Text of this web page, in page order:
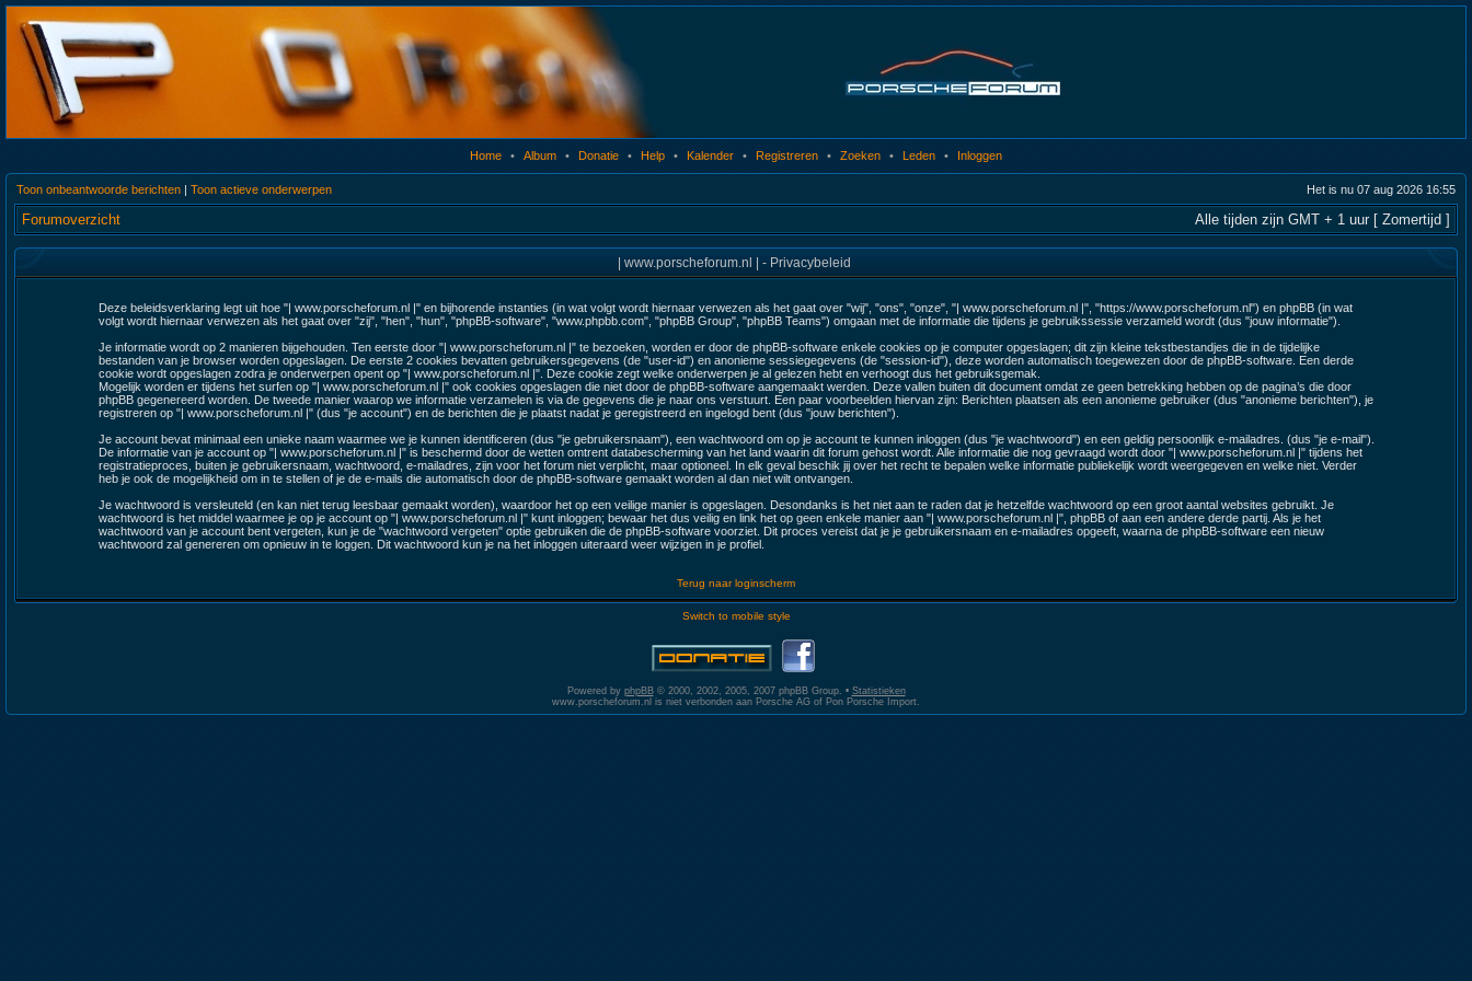
Home • Album • Donatie • Help • Kalender • Registreren • Zoeken • Leden • Inloggen
Toon onbeantwoorde berichten | Toon actieve onderwerpen Het is nu 07 aug 2026 16:55
Forumoverzicht Alle tijden zijn GMT + 1 uur [ Zomertijd ]
| www.porscheforum.nl | - Privacybeleid
Deze beleidsverklaring legt uit hoe "| www.porscheforum.nl |" en bijhorende instanties (in wat volgt wordt hiernaar verwezen als het gaat over "wij", "ons", "onze", "| www.porscheforum.nl |", "https://www.porscheforum.nl") en phpBB (in wat
volgt wordt hiernaar verwezen als het gaat over "zij", "hen", "hun", "phpBB-software", "www.phpbb.com", "phpBB Group", "phpBB Teams") omgaan met de informatie die tijdens je gebruikssessie verzameld wordt (dus "jouw informatie").
Je informatie wordt op 2 manieren bijgehouden. Ten eerste door "| www.porscheforum.nl |" te bezoeken, worden er door de phpBB-software enkele cookies op je computer opgeslagen; dit zijn kleine tekstbestandjes die in de tijdelijke
bestanden van je browser worden opgeslagen. De eerste 2 cookies bevatten gebruikersgegevens (de "user-id") en anonieme sessiegegevens (de "session-id"), deze worden automatisch toegewezen door de phpBB-software. Een derde
cookie wordt opgeslagen zodra je onderwerpen opent op "| www.porscheforum.nl |". Deze cookie zegt welke onderwerpen je al gelezen hebt en verhoogt dus het gebruiksgemak.
Mogelijk worden er tijdens het surfen op "| www.porscheforum.nl |" ook cookies opgeslagen die niet door de phpBB-software aangemaakt werden. Deze vallen buiten dit document omdat ze geen betrekking hebben op de pagina’s die door
phpBB gegenereerd worden. De tweede manier waarop we informatie verzamelen is via de gegevens die je naar ons verstuurt. Een paar voorbeelden hiervan zijn: Berichten plaatsen als een anonieme gebruiker (dus "anonieme berichten"), je
registreren op "| www.porscheforum.nl |" (dus "je account") en de berichten die je plaatst nadat je geregistreerd en ingelogd bent (dus "jouw berichten").
Je account bevat minimaal een unieke naam waarmee we je kunnen identificeren (dus "je gebruikersnaam"), een wachtwoord om op je account te kunnen inloggen (dus "je wachtwoord") en een geldig persoonlijk e-mailadres. (dus "je e-mail").
De informatie van je account op "| www.porscheforum.nl |" is beschermd door de wetten omtrent databescherming van het land waarin dit forum gehost wordt. Alle informatie die nog gevraagd wordt door "| www.porscheforum.nl |" tijdens het
registratieproces, buiten je gebruikersnaam, wachtwoord, e-mailadres, zijn voor het forum niet verplicht, maar optioneel. In elk geval beschik jij over het recht te bepalen welke informatie publiekelijk wordt weergegeven en welke niet. Verder
heb je ook de mogelijkheid om in te stellen of je de e-mails die automatisch door de phpBB-software gemaakt worden al dan niet wilt ontvangen.
Je wachtwoord is versleuteld (en kan niet terug leesbaar gemaakt worden), waardoor het op een veilige manier is opgeslagen. Desondanks is het niet aan te raden dat je hetzelfde wachtwoord op een groot aantal websites gebruikt. Je
wachtwoord is het middel waarmee je op je account op "| www.porscheforum.nl |" kunt inloggen; bewaar het dus veilig en link het op geen enkele manier aan "| www.porscheforum.nl |", phpBB of aan een andere derde partij. Als je het
wachtwoord van je account bent vergeten, kun je de "wachtwoord vergeten" optie gebruiken die de phpBB-software voorziet. Dit proces vereist dat je je gebruikersnaam en e-mailadres opgeeft, waarna de phpBB-software een nieuw
wachtwoord zal genereren om opnieuw in te loggen. Dit wachtwoord kun je na het inloggen uiteraard weer wijzigen in je profiel.
Terug naar loginscherm
Switch to mobile style
Powered by phpBB© 2000, 2002, 2005, 2007 phpBB Group. • Statistieken
www.porscheforum.nl is niet verbonden aan Porsche AG of Pon Porsche Import.